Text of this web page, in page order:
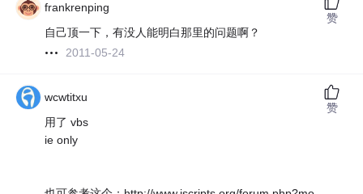
frankrenping
自己顶一下，有没人能明白那里的问题啊？
2011-05-24
赞
wcwtitxu
用了 vbs
ie only
赞